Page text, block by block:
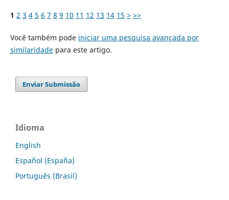
1 2 3 4 5 6 7 8 9 10 11 12 13 14 15 > >>
Você também pode iniciar uma pesquisa avançada por
similaridadepara este artigo.
Enviar Submissão
Idioma
English
Español (España)
Português (Brasil)